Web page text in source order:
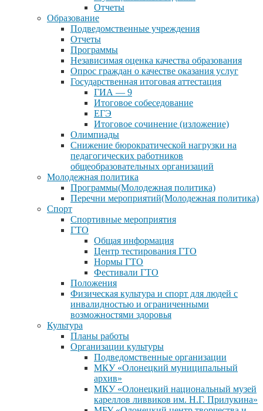
Отчеты
Образование
Подведомственные учреждения
Отчеты
Программы
Независимая оценка качества образования
Опрос граждан о качестве оказания услуг
Государственная итоговая аттестация
ГИА — 9
Итоговое собеседование
ЕГЭ
Итоговое сочинение (изложение)
Олимпиады
Снижение бюрократической нагрузки на
педагогических работников
общеобразовательных организаций
Молодежная политика
Программы(Молодежная политика)
Перечни мероприятий(Молодежная политика)
Спорт
Спортивные мероприятия
ГТО
Общая информация
Центр тестирования ГТО
Нормы ГТО
Фестивали ГТО
Положения
Физическая культура и спорт для людей с
инвалидностью и ограниченными
возможностями здоровья
Культура
Планы работы
Организации культуры
Подведомственные организации
МКУ «Олонецкий муниципальный
архив»
МКУ «Олонецкий национальный музей
кареллов ливвиков им. Н.Г. Прилукина»